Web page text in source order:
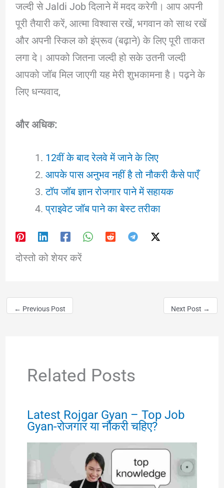
जल्दी से Jaldi Job दिलाने में मदद करेगी। आप अपनी
पूरी तैयारी करें, आत्मा विश्वास रखें, भगवान को साथ रखें
और अपनी स्किल को इंप्रूव (बढ़ाने) के लिए पूरी ताकत
लगा दे। आपको जितना जल्दी हो सके उतनी जल्दी
आपको जॉब मिल जाएगी यह मेरी शुभकामना है। पढ़ने के
लिए धन्यवाद,
और अधिक:
12वीं के बाद रेलवे में जाने के लिए
आपके पास अनुभव नहीं है तो नौकरी कैसे पाएँ
टॉप जॉब ज्ञान रोजगार पाने में सहायक
प्राइवेट जॉब पाने का बेस्ट तरीका
दोस्तो को शेयर करें
← Previous Post Next Post →
Related Posts
Latest Rojgar Gyan – Top Job
Gyan-रोजगार या नौकरी चहिए?